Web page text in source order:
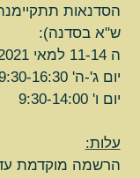
ש"א בסדנה):
ה 11-14 למאי 2021:
יום ג'-ה' 9:30-16:30
יום ו' 9:30-14:00
עלות:
הרשמה מוקדמת עד ה 1.5.21